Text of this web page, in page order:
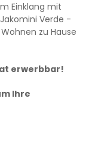
Einklang mit
Verde -
zu Hause
erwerbbar!
Ihre